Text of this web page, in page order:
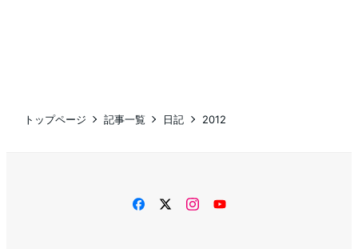
トップページ 記事一覧 日記 2012
facebooktwitterinstagram
YouTube